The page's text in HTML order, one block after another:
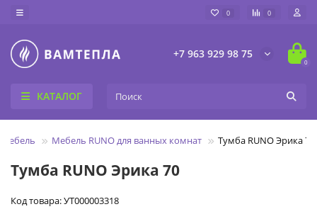
0 0
+7 963 929 98 75
0
КАТАЛОГ
мебель Мебель RUNO для ванных комнат Тумба RUNO Эрика 70
Тумба RUNO Эрика 70
Код товара: УТ000003318